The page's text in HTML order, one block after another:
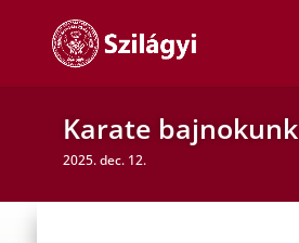
Karate
2025. dec. 12.